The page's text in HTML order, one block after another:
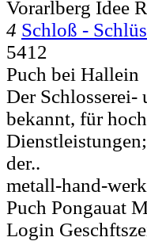
Vorarlberg Idee
4 Schloß -
5412
Puch bei Hallein
Der
bekannt, für
der..
metall-hand-
Puch Pongauat
Login